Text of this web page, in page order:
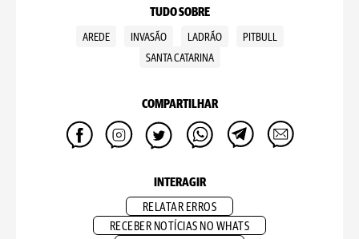
TUDO SOBRE
AREDE INVASÃO LADRÃO
PITBULL
SANTA CATARINA
COMPARTILHAR
INTERAGIR
RELATAR ERROS
RECEBER NOTÍCIAS NO WHATS